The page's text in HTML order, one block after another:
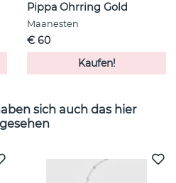
Pippa Ohrring Gold
Maanesten
€ 60
Kaufen!
sich auch das hier